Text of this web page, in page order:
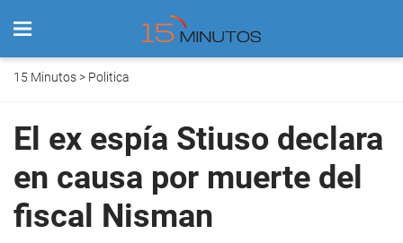
15 Minutos> Politica
El ex espía Stiuso declara
en causa por muerte del
fiscal Nisman